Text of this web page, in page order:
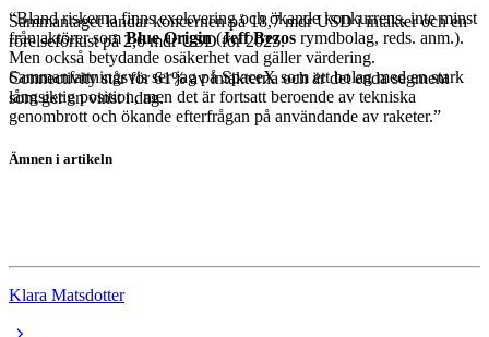
Sammantaget landar koncernen på 18,7 mdr USD i intäkter och en
rörelseförlust på 2,6 mdr USD för 2025.
Connectivity står för 61% av intäkterna och är det enda segment
som ger en vinst i dag.
“Bland riskerna finns exekvering och ökande konkurrens, inte minst
från aktörer somBlue Origin(Jeff Bezos rymdbolag, reds. anm.).
Men också betydande osäkerhet vad gäller värdering.
Sammanfattningsvis ser jag på SpaceX som ett bolag med en stark
långsiktig position, men det är fortsatt beroende av tekniska
genombrott och ökande efterfrågan på användande av raketer.”
Ämnen i artikeln
Klara Matsdotter